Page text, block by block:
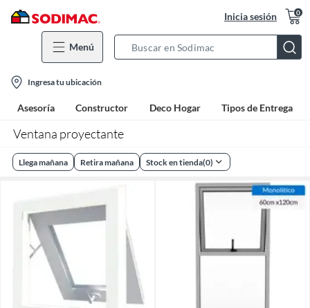
Inicia sesión 0
Menú
Bar
location-
icon
Ingresa tu ubicación
Asesoría Constructor Deco Hogar Tipos de Entrega
Ventana proyectante
Llega mañana Retira mañana Stock en tienda(0)